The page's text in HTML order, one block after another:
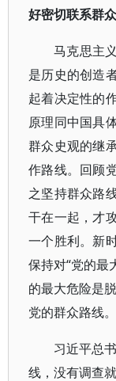
好密切联系群
马克思主
是历史的创造
起着决定性的
原理同中国具
群众史观的继
作路线。回顾
之坚持群众路
干在一起，才
一个胜利。新
保持对“党的最
的最大危险是
党的群众路线。
习近平总
线，没有调查